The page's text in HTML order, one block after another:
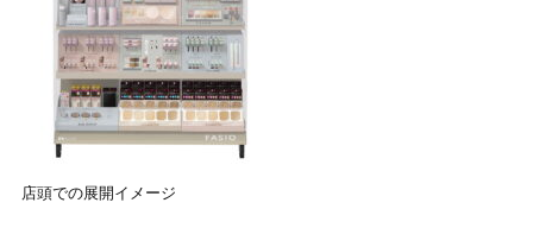
店頭での展開イメージ